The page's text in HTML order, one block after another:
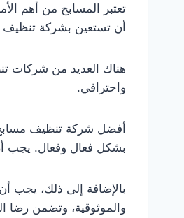
تعتبر المسابح من أهم
أن تستعين بشركة تنظيف
هناك العديد من شركات
واحترافي.
أفضل شركة تنظيف مسابح
بشكل فعال وفعال. يجب
بالإضافة إلى ذلك، يجب
والموثوقية، وتضمن رضا